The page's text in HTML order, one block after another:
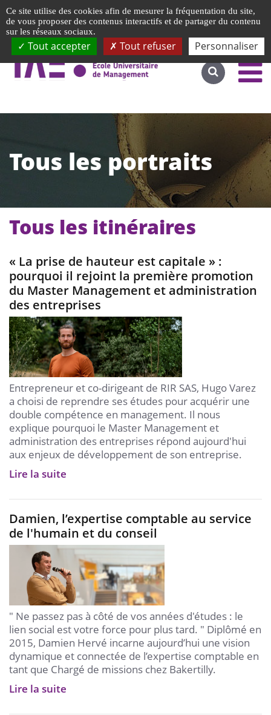
Accéder au site complet
Tous les portraits
Tous les itinéraires
« La prise de hauteur est capitale » :
pourquoi il rejoint la première promotion
du Master Management et administration
des entreprises
Entrepreneur et co-dirigeant de RIR SAS, Hugo Varez
a choisi de reprendre ses études pour acquérir une
double compétence en management. Il nous
explique pourquoi le Master Management et
administration des entreprises répond aujourd'hui
aux enjeux de développement de son entreprise.
Lire la suite
Damien, l’expertise comptable au service
de l'humain et du conseil
" Ne passez pas à côté de vos années d'études : le
lien social est votre force pour plus tard. " Diplômé en
2015, Damien Hervé incarne aujourd’hui une vision
dynamique et connectée de l’expertise comptable en
tant que Chargé de missions chez Bakertilly.
Lire la suite
Ce site utilise des cookies afin de mesurer la fréquentation du site,
de vous proposer des contenus interactifs et de partager du contenu
sur les réseaux sociaux.
Tout accepter Tout refuser Personnaliser